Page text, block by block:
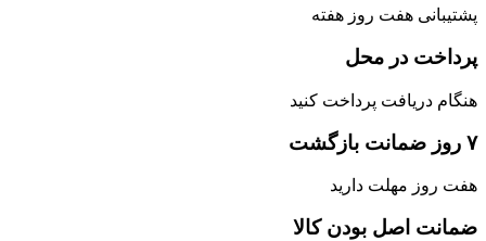
پشتیبانی هفت روز هفته
پرداخت در محل
هنگام دریافت پرداخت کنید
۷ روز ضمانت بازگشت
هفت روز مهلت دارید
ضمانت اصل‌ بودن کالا